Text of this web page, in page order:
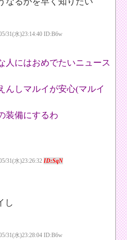
31(水)23:14:40 ID:B6w
人にはおめでたいニュース
んしマルイが安心(マルイ
装備にするわ
31(水)23:26:32 ID:SqN
し
31(水)23:28:04 ID:B6w